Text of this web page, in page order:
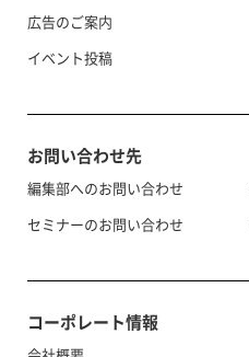
広告のご案内
イベント投稿
お問い合わせ先
編集部へのお問い合わせ
セミナーのお問い合わせ
コーポレート情報